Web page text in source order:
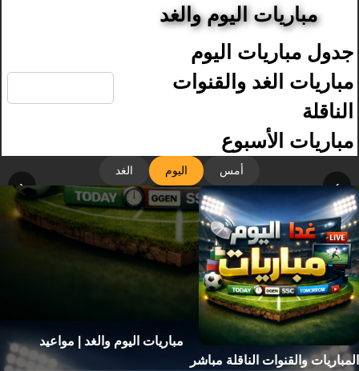
مباريات اليوم والغد
جدول مباريات اليوم
مباريات الغد والقنوات
الناقلة
مباريات الأسبوع
أمس اليوم الغد
‹ ›
مباريات اليوم والغد | مواعيد
المباريات والقنوات الناقلة مباشر